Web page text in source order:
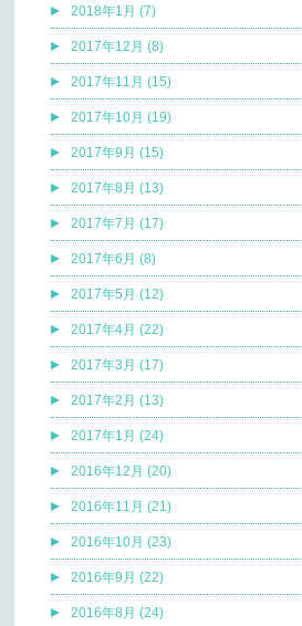
2018年1月 (7)
2017年12月 (8)
2017年11月 (15)
2017年10月 (19)
2017年9月 (15)
2017年8月 (13)
2017年7月 (17)
2017年6月 (8)
2017年5月 (12)
2017年4月 (22)
2017年3月 (17)
2017年2月 (13)
2017年1月 (24)
2016年12月 (20)
2016年11月 (21)
2016年10月 (23)
2016年9月 (22)
2016年8月 (24)